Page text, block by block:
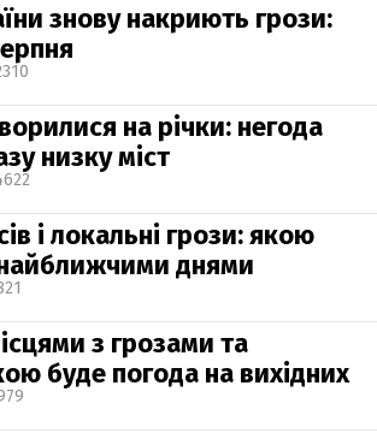
знову накриють грози:
на річки: негода
низку міст
і локальні грози: якою
днями
з грозами та
буде погода на вихідних